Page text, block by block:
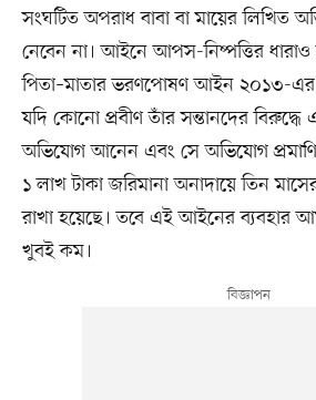
সংঘটিত অপরাধ বাবা বা মায়ের লিখিত
নেবেন না। আইনে আপস-নিষ্পত্তির ধারাও
পিতা–মাতার ভরণপোষণ আইন ২০১৩-এর
যদি কোনো প্রবীণ তাঁর সন্তানদের
অভিযোগ আনেন এবং সে অভিযোগ
১ লাখ টাকা জরিমানা অনাদায়ে তিন
রাখা হয়েছে। তবে এই আইনের ব্যবহার
খুবই কম।